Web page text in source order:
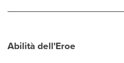
Abilità dell'Eroe